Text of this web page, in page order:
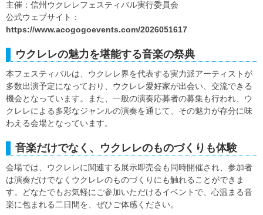
主催：信州ウクレレフェスティバル実行委員会
公式ウェブサイト：
https://www.acogogoevents.com/2026051617
ウクレレの魅力を堪能する音楽の祭典
本フェスティバルは、ウクレレ界を代表する実力派アーティストが
多数出演予定になっており、ウクレレ愛好家が出会い、交流できる
機会となっています。また、一般の演奏応募者の募集も行われ、ウ
クレレによる多彩なジャンルの演奏を通じて、その魅力が存分に味
わえる会場となっています。
音楽だけでなく、ウクレレのものづくりも体験
会場では、ウクレレに関連する展示即売会も同時開催され、参加者
は演奏だけでなくウクレレのものづくりにも触れることができま
す。どなたでもお気軽にご参加いただけるイベントで、心温まる音
楽に包まれる二日間を、ぜひご体感ください。